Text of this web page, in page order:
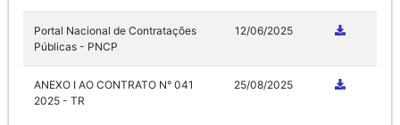
Portal Nacional de Contratações
Públicas - PNCP
12/06/2025
ANEXO I AO CONTRATO N° 041
2025 - TR
25/08/2025